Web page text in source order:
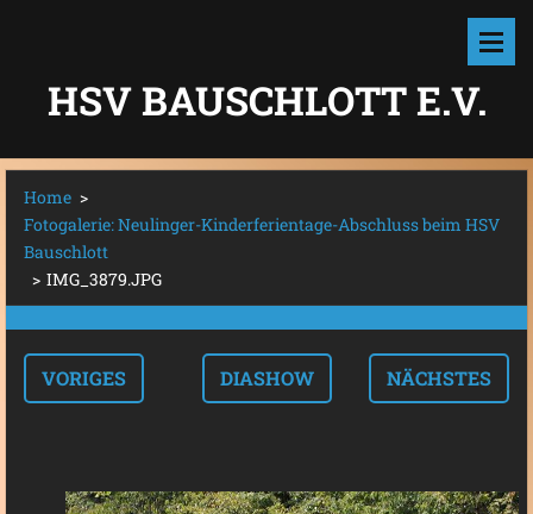
HSV BAUSCHLOTT E.V.
Home >
Fotogalerie: Neulinger-Kinderferientage-Abschluss beim HSV
Bauschlott
> IMG_3879.JPG
VORIGES DIASHOW NÄCHSTES